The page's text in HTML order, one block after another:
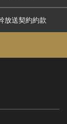
放送契約約款